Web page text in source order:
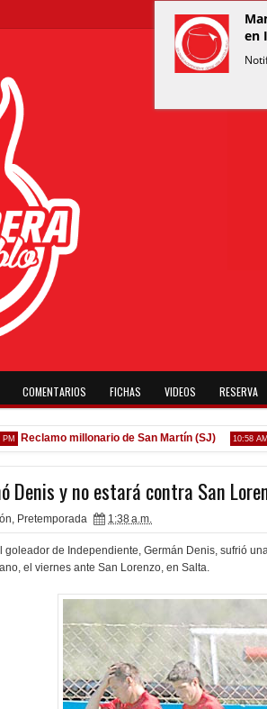
COMENTARIOS FICHAS VIDEOS RESERVA
millonario de San Martín (SJ) 10:58 AM
Denis y no estará contra San
, Pretemporada 1:38 a.m.
goleador de Independiente, Germán Denis, sufrió
el viernes ante San Lorenzo, en Salta.
en